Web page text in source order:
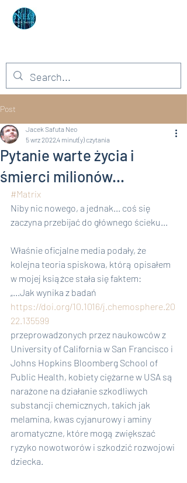
Post
Pytanie warte życia i
śmierci milionów...
Jacek Safuta Neo
5 wrz 20224 minut(y) czytania
#Matrix
Niby nic nowego, a jednak... coś się
zaczyna przebijać do głównego ścieku...
Właśnie oficjalne media podały, że
kolejna teoria spiskowa, którą opisałem
w mojej książce stała się faktem:
„...Jak wynika z badań
https://doi.org/10.1016/j.chemosphere.20
22.135599
przeprowadzonych przez naukowców z
University of California w San Francisco i
Johns Hopkins Bloomberg School of
Public Health, kobiety ciężarne w USA są
narażone na działanie szkodliwych
substancji chemicznych, takich jak
melamina, kwas cyjanurowy i aminy
aromatyczne, które mogą zwiększać
ryzyko nowotworów i szkodzić rozwojowi
dziecka.